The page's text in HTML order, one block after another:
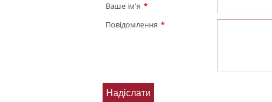
Ваше ім'я *
Повідомлення *